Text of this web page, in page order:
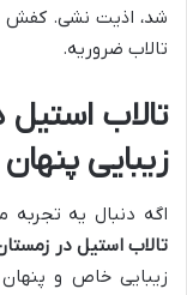
شد، اذیت نشی. کفش
تالاب ضروریه.
تالاب
زیبایی پنهان
اگه دنبال یه تجربه
تالاب استیل در
زیبایی خاص و